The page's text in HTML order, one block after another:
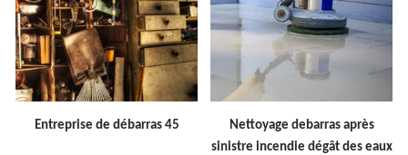
Entreprise de débarras 45
Nettoyage debarras après
sinistre incendie dégât des eaux